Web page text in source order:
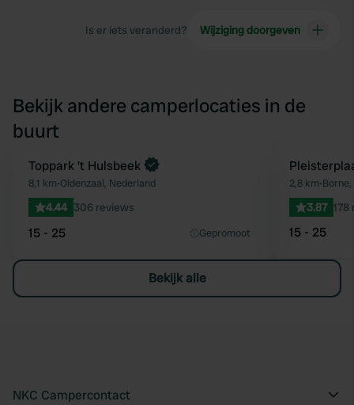
Is er iets veranderd? Wijziging doorgeven
Bekijk andere camperlocaties in de
buurt
Favoriet
Boek direct
Toppark ’t Hulsbeek
8,1 km•Oldenzaal, Nederland
4.44 306 reviews
15 - 25 Gepromoot
2,8 km•
3.87 178
15 - 25
Bekijk alle
NKC Campercontact